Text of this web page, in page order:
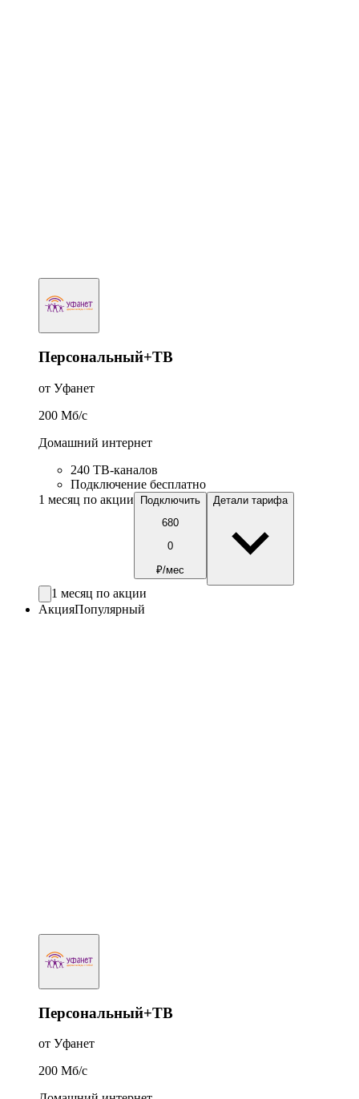
Персональный+ТВ
от Уфанет
200 Мб/c
Домашний интернет
240 ТВ-каналов
Подключение бесплатно
1 месяц по акции
Подключить
680
0
₽/мес
Детали тарифа
1 месяц по акции
АкцияПопулярный
Персональный+ТВ
от Уфанет
200 Мб/c